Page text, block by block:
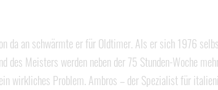
da an schwärmte er für Oldtimer. Als er sich 1976
des Meisters werden neben der 75 Stunden-Woche
wirkliches Problem. Ambros – der Spezialist für